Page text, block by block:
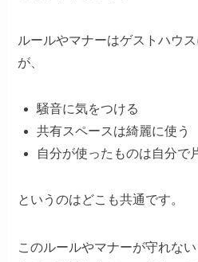
ルールやマナーはゲストハウ
が、
騒音に気をつける
共有スペースは綺麗に使う
自分が使ったものは自分で
というのはどこも共通です。
このルールやマナーが守れな